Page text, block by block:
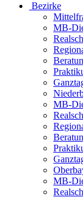
Bezirke
MB-
MB-
MB-